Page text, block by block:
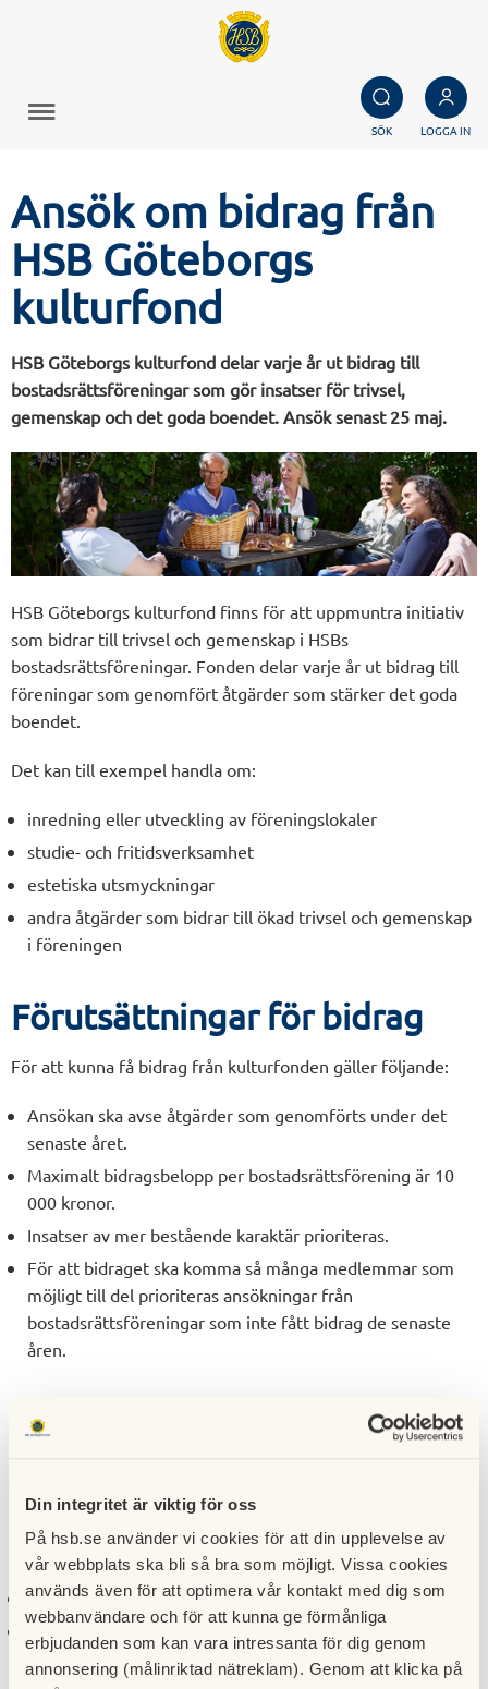
Din integritet är viktig för oss
På hsb.se använder vi cookies för att din upplevelse av
vår webbplats ska bli så bra som möjligt. Vissa cookies
används även för att optimera vår kontakt med dig som
webbanvändare och för att kunna ge förmånliga
erbjudanden som kan vara intressanta för dig genom
annonsering (målinriktad nätreklam). Genom att klicka på
SÖK LOGGA IN
Ansök om bidrag från
HSB Göteborgs
kulturfond
HSB Göteborgs kulturfond delar varje år ut bidrag till
bostadsrättsföreningar som gör insatser för trivsel,
gemenskap och det goda boendet. Ansök senast 25 maj.
HSB Göteborgs kulturfond finns för att uppmuntra initiativ
som bidrar till trivsel och gemenskap i HSBs
bostadsrättsföreningar. Fonden delar varje år ut bidrag till
föreningar som genomfört åtgärder som stärker det goda
boendet.
Det kan till exempel handla om:
inredning eller utveckling av föreningslokaler
studie- och fritidsverksamhet
estetiska utsmyckningar
andra åtgärder som bidrar till ökad trivsel och gemenskap
i föreningen
Förutsättningar för bidrag
För att kunna få bidrag från kulturfonden gäller följande:
Ansökan ska avse åtgärder som genomförts under det
senaste året.
Maximalt bidragsbelopp per bostadsrättsförening är 10
000 kronor.
Insatser av mer bestående karaktär prioriteras.
För att bidraget ska komma så många medlemmar som
möjligt till del prioriteras ansökningar från
bostadsrättsföreningar som inte fått bidrag de senaste
åren.
Ansök senast 25 maj
senast den 25 maj varje år.
I ansökan ska ni kort beskriva:
vilken åtgärd ni har genomfört
vilka kostnader som uppstått